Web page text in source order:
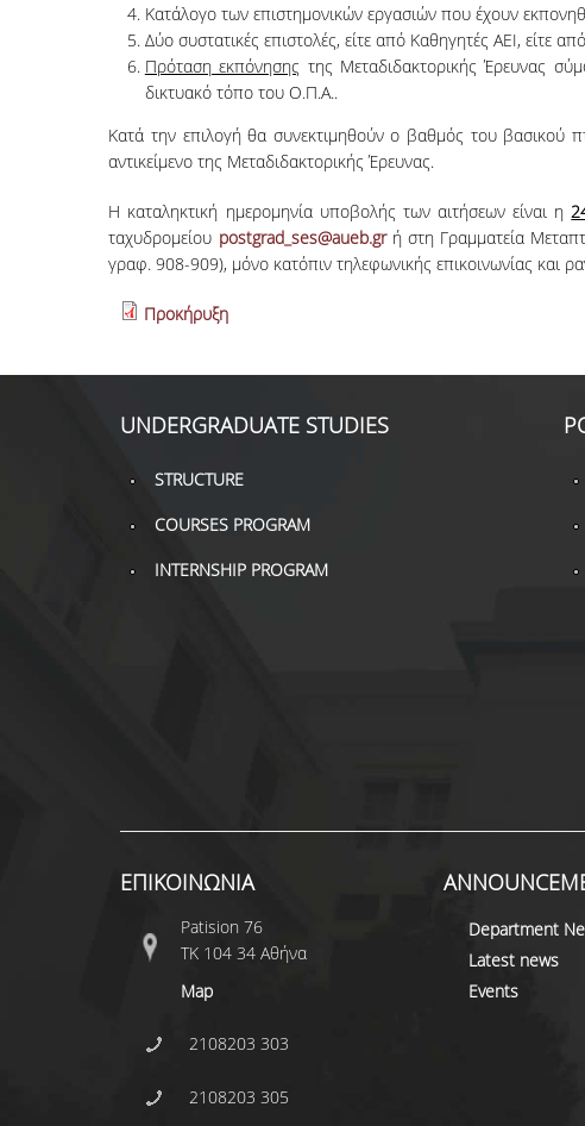
Κατάλογο των επιστημονικών εργασιών που έχουν
Δύο συστατικές επιστολές, είτε από Καθηγητές ΑΕΙ, είτε
Πρόταση εκπόνησης της Μεταδιδακτορικής Έρευνας
δικτυακό τόπο του Ο.Π.Α..
Κατά την επιλογή θα συνεκτιμηθούν ο βαθμός του βασικού
αντικείμενο της Μεταδιδακτορικής Έρευνας.
Η καταληκτική ημερομηνία υποβολής των αιτήσεων είναι η
ταχυδρομείου postgrad_ses@aueb.grή στη Γραμματεία
γραφ. 908-909), μόνο κατόπιν τηλεφωνικής επικοινωνίας και
Προκήρυξη
UNDERGRADUATE STUDIES
STRUCTURE
COURSES PROGRAM
INTERNSHIP PROGRAM
ΕΠΙΚΟΙΝΩΝΙΑ
Patision 76
ΤΚ 104 34 Αθήνα
Map
2108203 303
2108203 305
Department
Latest news
Events